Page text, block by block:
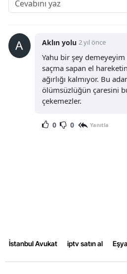
Aklın yolu 2 yıl önce
Yahu bir şey
saçma sapan el
ağırlığı kalmıyor. Bu
ölümsüzlüğün çaresini
çekemezler.
0 0 Yanıtla
İstanbul Avukat iptv satın al